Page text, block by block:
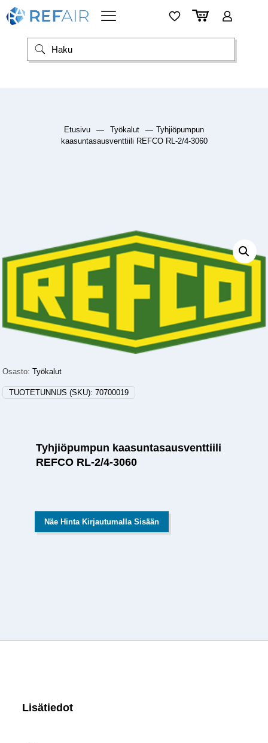
Etusivu — Työkalut — Tyhjiöpumpun
kaasuntasausventtiili REFCO RL-2/4-3060
Osasto:Työkalut
TUOTETUNNUS (SKU):70700019
Tyhjiöpumpun kaasuntasausventtiili
REFCO RL-2/4-3060
Näe Hinta Kirjautumalla Sisään
Lisätiedot